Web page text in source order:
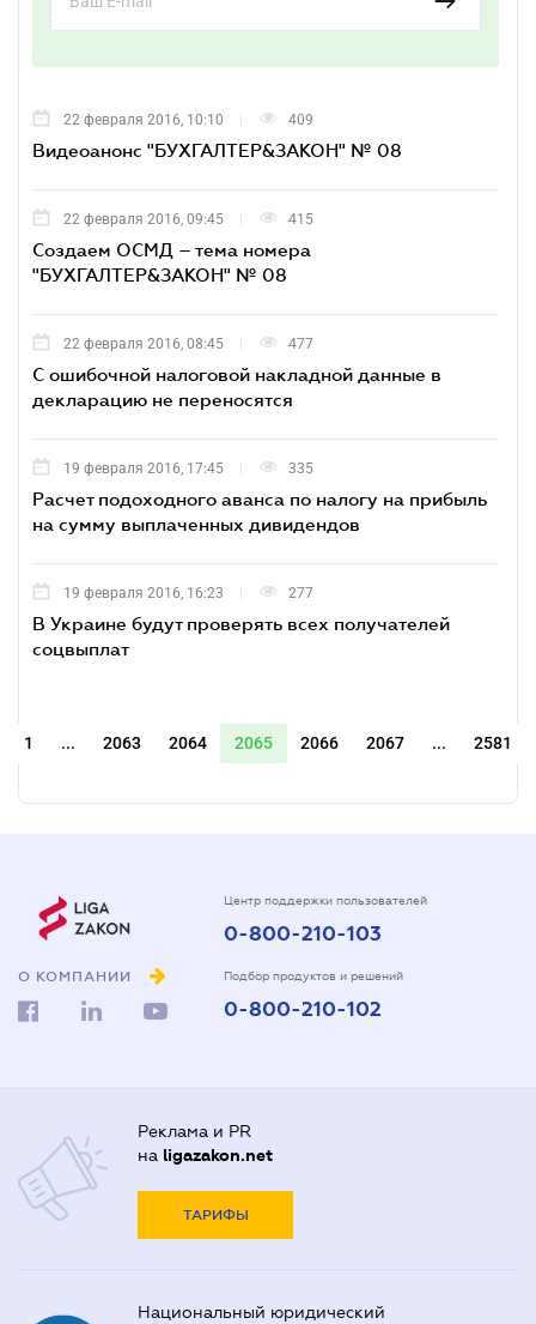
22 февраля 2016, 10:10 409
Видеоанонс "БУХГАЛТЕР&ЗАКОН" № 08
22 февраля 2016, 09:45 415
Cоздаем ОСМД – тема номера
"БУХГАЛТЕР&ЗАКОН" № 08
22 февраля 2016, 08:45 477
С ошибочной налоговой накладной данные в
декларацию не переносятся
19 февраля 2016, 17:45 335
Расчет подоходного аванса по налогу на прибыль
на сумму выплаченных дивидендов
19 февраля 2016, 16:23 277
В Украине будут проверять всех получателей
соцвыплат
1 ... 2063 2064 2065 2066 2067 ... 2581
О КОМПАНИИ
Центр поддержки пользователей
0-800-210-103
Подбор продуктов и решений
0-800-210-102
Реклама и PR
на ligazakon.net
ТАРИФЫ
Национальный юридический